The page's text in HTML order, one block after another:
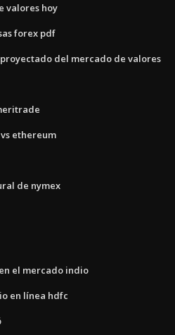
valores hoy
forex pdf
del mercado de valores
ethereum
de nymex
el mercado indio
en línea hdfc